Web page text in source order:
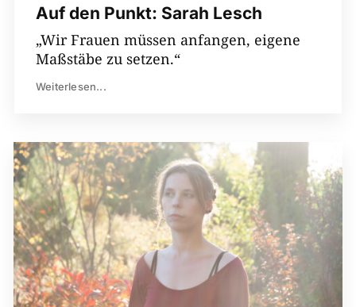
Auf den Punkt: Sarah Lesch
„Wir Frauen müssen anfangen, eigene
Maßstäbe zu setzen.“
Weiterlesen...